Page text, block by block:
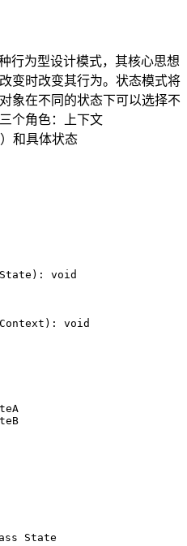
行为型设计模式，其核心思想
变时改变其行为。状态模式将
象在不同的状态下可以选择不
个角色：上下文
）和具体状态
void
void
State